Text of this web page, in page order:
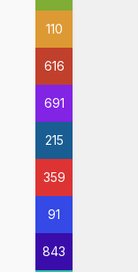
110
616
691
215
359
91
843